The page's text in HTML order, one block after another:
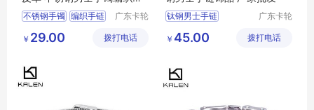
皮手链手环
不锈钢手镯 编织手链
不锈钢男士手镯
广东卡轮
公司
￥ 29.00 拨打电话
钛钢男士手链
钛钢手链 韩版手链
广东卡轮
公司
￥ 45.00 拨打电话